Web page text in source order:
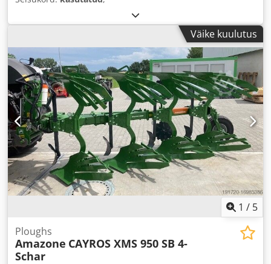
Väike kuulutus
1 / 5
Ploughs
Amazone CAYROS XMS 950 SB 4-
Schar